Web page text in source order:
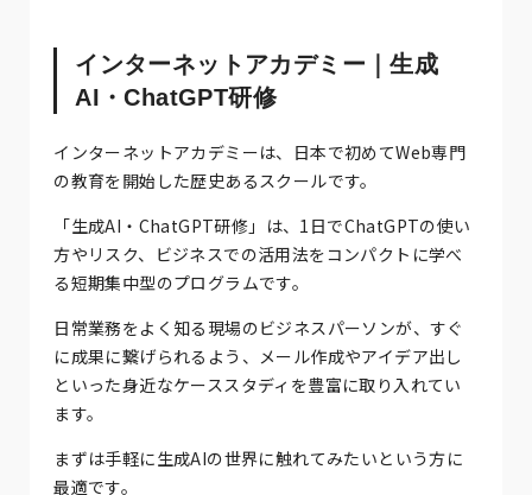
インターネットアカデミー｜生成
AI・ChatGPT研修
インターネットアカデミーは、日本で初めてWeb専門
の教育を開始した歴史あるスクールです。
「生成AI・ChatGPT研修」は、1日でChatGPTの使い
方やリスク、ビジネスでの活用法をコンパクトに学べ
る短期集中型のプログラムです。
日常業務をよく知る現場のビジネスパーソンが、すぐ
に成果に繋げられるよう、メール作成やアイデア出し
といった身近なケーススタディを豊富に取り入れてい
ます。
まずは手軽に生成AIの世界に触れてみたいという方に
最適です。